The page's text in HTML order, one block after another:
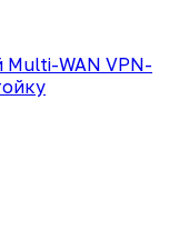
Multi-WAN VPN-